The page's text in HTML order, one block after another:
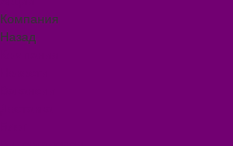
Компания
Назад